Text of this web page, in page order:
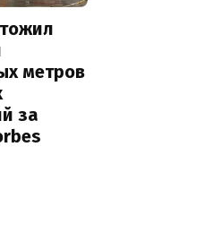
метров
за